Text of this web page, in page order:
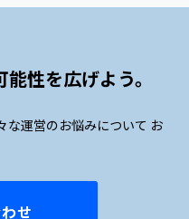
性を広げよう。
な運営のお悩みについて お
せ